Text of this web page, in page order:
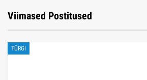
Viimased Postitused
TÜRGI